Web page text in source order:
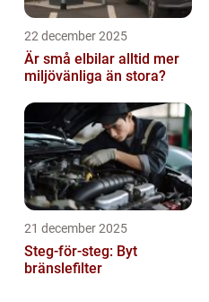
22 december 2025
Är små elbilar alltid mer
miljövänliga än stora?
21 december 2025
Steg-för-steg: Byt
bränslefilter